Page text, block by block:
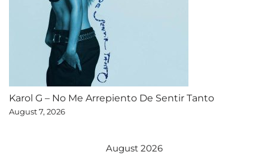
Karol G – No Me Arrepiento De Sentir Tanto
August 7, 2026
August 2026